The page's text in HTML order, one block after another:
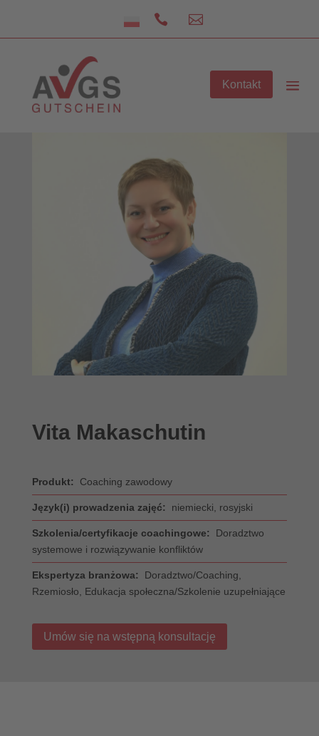
 
Kontakt
Vita Makaschutin
Produkt: Coaching zawodowy
Język(i) prowadzenia zajęć: niemiecki, rosyjski
Szkolenia/certyfikacje coachingowe:
Doradztwo
systemowe i rozwiązywanie konfliktów
Ekspertyza branżowa:
Doradztwo/Coaching,
Rzemiosło, Edukacja społeczna/Szkolenie uzupełniające
Umów się na wstępną konsultację